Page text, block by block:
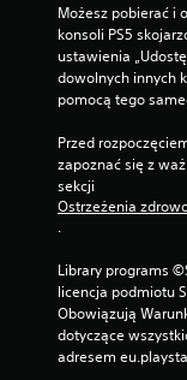
Możesz pobierać i
konsoli PS5
ustawienia
dowolnych innych
pomocą tego
Przed
zapoznać się z
sekcji
Ostrzeżenia
.
Library programs
licencja podmiotu
Obowiązują
dotyczące
adresem